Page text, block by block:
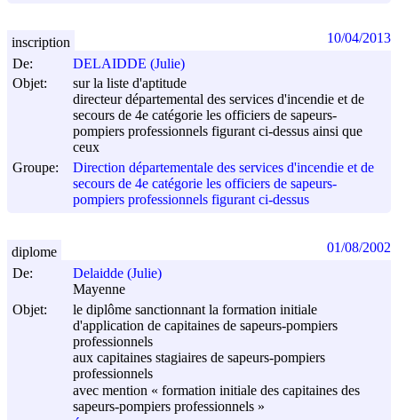
De:
DELAIDDE (Julie)
Objet:
sur la liste d'aptitude
directeur départemental des services d'incendie et de
secours de 4e catégorie les officiers de sapeurs-
pompiers professionnels figurant ci-dessus ainsi que
ceux
Groupe:
Direction départementale des services d'incendie et de
secours de 4e catégorie les officiers de sapeurs-
pompiers professionnels figurant ci-dessus
inscription 10/04/2013
De:
Delaidde (Julie)
Mayenne
Objet:
le diplôme sanctionnant la formation initiale
d'application de capitaines de sapeurs-pompiers
professionnels
aux capitaines stagiaires de sapeurs-pompiers
professionnels
avec mention « formation initiale des capitaines des
sapeurs-pompiers professionnels »
diplome 01/08/2002